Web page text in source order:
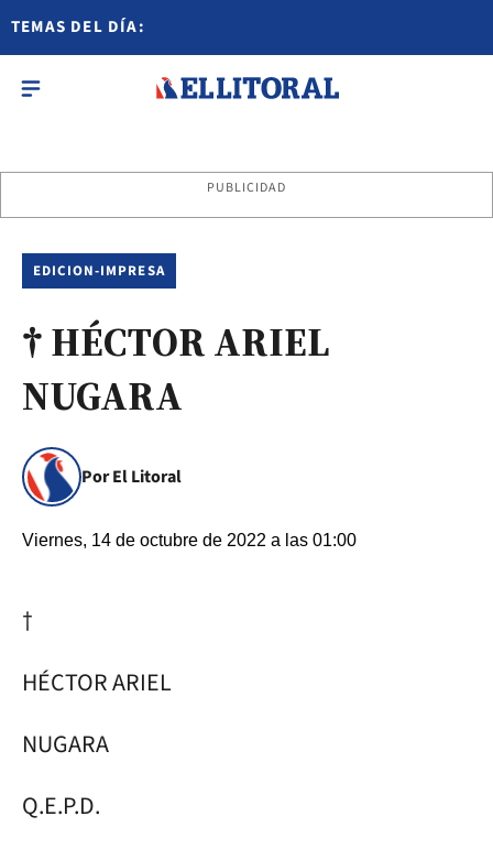
TEMAS DEL DÍA:
PUBLICIDAD
EDICION-IMPRESA
† HÉCTOR ARIEL
NUGARA
Por El Litoral
Viernes, 14 de octubre de 2022 a las 01:00
†
HÉCTOR ARIEL
NUGARA
Q.E.P.D.